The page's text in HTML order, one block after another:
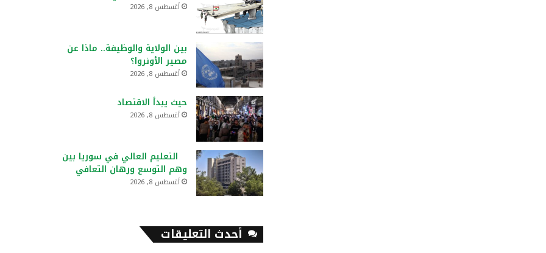
أغسطس 8, 2026
بين الولاية والوظيفة.. ماذا عن
مصير الأونروا؟
أغسطس 8, 2026
حيث يبدأ الاقتصاد
أغسطس 8, 2026
التعليم العالي في سوريا بين
وهم التوسع ورهان التعافي
أغسطس 8, 2026
أحدث التعليقات